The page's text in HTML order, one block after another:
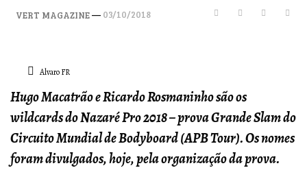
VERT MAGAZINE— 03/10/2018
Alvaro FR
Hugo Macatrão e Ricardo Rosmaninho são os
wildcards do Nazaré Pro 2018 – prova Grande Slam do
Circuito Mundial de Bodyboard (APB Tour). Os nomes
foram divulgados, hoje, pela organização da prova.